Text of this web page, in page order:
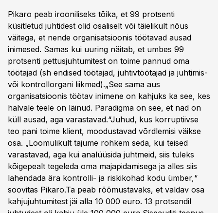
Pikaro peab irooniliseks tõika, et 99 protsenti
küsitletud juhtidest olid osaliselt või täielikult nõus
väitega, et nende organisatsioonis töötavad ausad
inimesed. Samas kui uuring näitab, et umbes 99
protsenti pettusjuhtumitest on toime pannud oma
töötajad (sh endised töötajad, juhtivtöötajad ja juhtimis-
või kontrollorgani liikmed).„See sama aus
organisatsioonis töötav inimene on kahjuks ka see, kes
halvale teele on läinud. Paradigma on see, et nad on
küll ausad, aga varastavad.“Juhud, kus korruptiivse
teo pani toime klient, moodustavad võrdlemisi väikse
osa. „Loomulikult tajume rohkem seda, kui teised
varastavad, aga kui analüüsida juhtmeid, siis tuleks
kõigepealt tegeleda oma majapidamisega ja alles siis
lahendada ära kontrolli- ja riskikohad kodu ümber,“
soovitas Pikaro.Ta peab rõõmustavaks, et valdav osa
kahjujuhtumitest jäi alla 10 000 euro. 13 protsendil